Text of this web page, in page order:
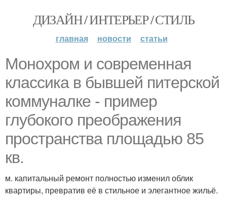
ДИЗАЙН / ИНТЕРЬЕР / СТИЛЬ
главная новости статьи
Монохром и современная
классика в бывшей питерской
коммуналке - пример
глубокого преображения
пространства площадью 85
кв.
м. капитальный ремонт полностью изменил облик
квартиры, превратив её в стильное и элегантное жильё.